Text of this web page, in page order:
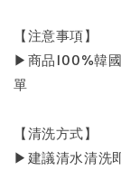
【注意事項】
▶︎商品100%韓
單
【清洗方式】
▶︎建議清水清洗